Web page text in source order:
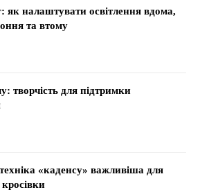
як налаштувати освітлення вдома,
та втому
творчість для підтримки
«каденсу» важливіша для
кросівки